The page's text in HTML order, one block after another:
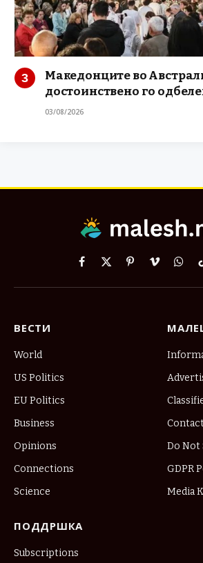
Македонците во
достоинствено го
03/08/2026
Facebook
X
PinterestVimeo
ВЕСТИ
World
US Politics
EU Politics
Business
Opinions
Connections
Science
Do Not
GDPR
Media
ПОДДРШКА
Subscriptions